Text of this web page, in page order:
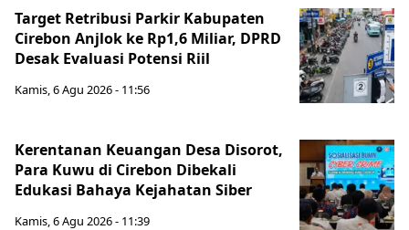
Target Retribusi Parkir Kabupaten
Cirebon Anjlok ke Rp1,6 Miliar, DPRD
Desak Evaluasi Potensi Riil
Kamis, 6 Agu 2026 - 11:56
Kerentanan Keuangan Desa Disorot,
Para Kuwu di Cirebon Dibekali
Edukasi Bahaya Kejahatan Siber
Kamis, 6 Agu 2026 - 11:39